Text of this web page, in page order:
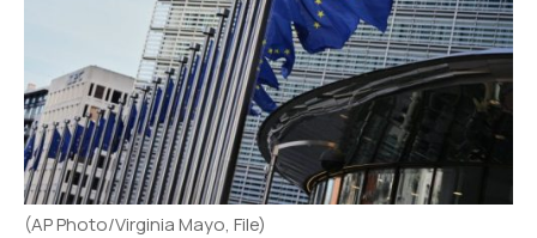
(AP Photo/Virginia Mayo, File)